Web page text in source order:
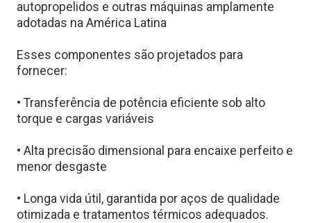
autopropelidos e outras máquinas amplamente
adotadas na América Latina
Esses componentes são projetados para
fornecer:
• Transferência de potência eficiente sob alto
torque e cargas variáveis
• Alta precisão dimensional para encaixe perfeito e
menor desgaste
• Longa vida útil, garantida por aços de qualidade
otimizada e tratamentos térmicos adequados.